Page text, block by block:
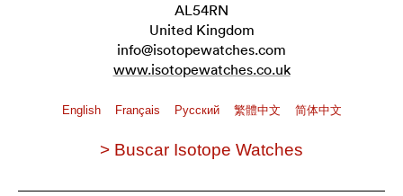
AL54RN
United Kingdom
info@isotopewatches.com
www.isotopewatches.co.uk
English Français Pусский 繁體中文 简体中文
> Buscar Isotope Watches